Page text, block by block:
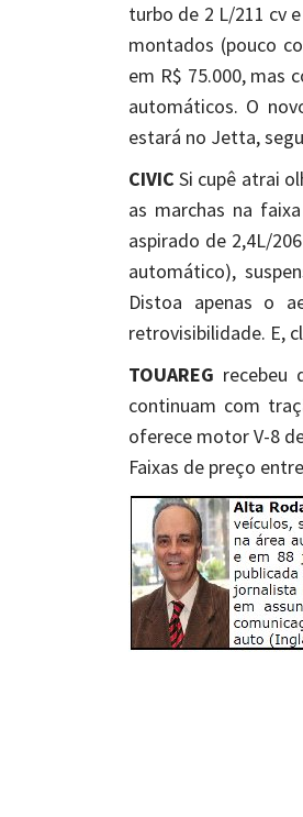
turbo de 2 L/211 cv
montados (pouco
em R$ 75.000, mas
automáticos. O
estará no Jetta,
CIVIC Si cupê atrai
as marchas na
aspirado de 2,4L/
automático),
Distoa apenas o
retrovisibilidade. E,
TOUAREG recebeu
continuam com
oferece motor V-8
Faixas de preço